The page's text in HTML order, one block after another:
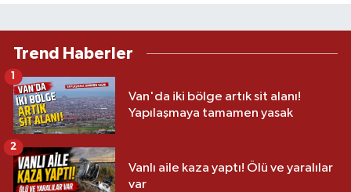
Trend Haberler
Van'da iki bölge artık sit alanı!
Yapılaşmaya tamamen yasak
1
Vanlı aile kaza yaptı! Ölü ve yaralılar
var
2